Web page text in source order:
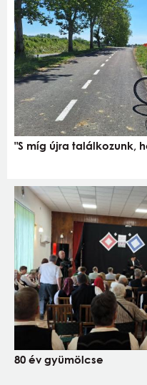
"S míg újra találkozunk,
80 év gyümölcse